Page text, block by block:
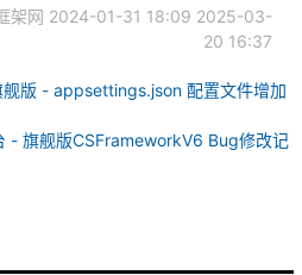
架网 2024-01-31 18:09 2025-03-
20 16:37
版 - appsettings.json 配置文件增加
- 旗舰版CSFrameworkV6 Bug修改记